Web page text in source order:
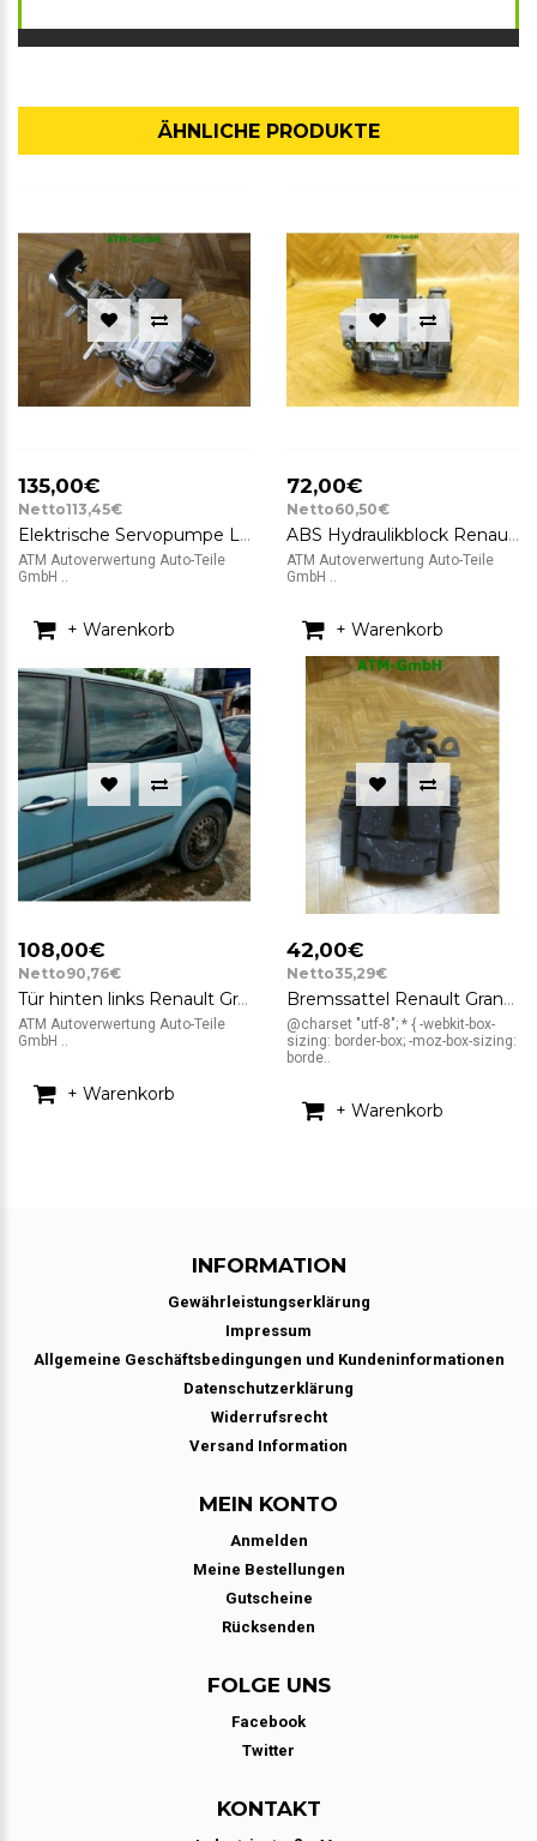
ÄHNLICHE PRODUKTE
135,00€
Netto113,45€
Elektrische Servopumpe Lenkhilfe Renault Grand Scenic 2 II 8200741585 J84
ATM Autoverwertung Auto-Teile
GmbH ..
+ Warenkorb
72,00€
Netto60,50€
ABS Hydraulikblock Renault Grand Scenic 2 II 0265950454 0265234472
ATM Autoverwertung Auto-Teile
GmbH ..
+ Warenkorb
108,00€
Netto90,76€
Tür hinten links Renault Grand Scenic 2 II Farbcode TERNK Farbe Blau Iceberg
ATM Autoverwertung Auto-Teile
GmbH ..
+ Warenkorb
42,00€
Netto35,29€
Bremssattel Renault Grand Scenic II hinten rechts Beifahrerseite TRW
@charset "utf-8"; * { -webkit-box-
sizing: border-box; -moz-box-sizing:
borde..
+ Warenkorb
INFORMATION
Gewährleistungserklärung
Impressum
Allgemeine Geschäftsbedingungen und Kundeninformationen
Datenschutzerklärung
Widerrufsrecht
Versand Information
MEIN KONTO
Anmelden
Meine Bestellungen
Gutscheine
Rücksenden
FOLGE UNS
Facebook
Twitter
KONTAKT